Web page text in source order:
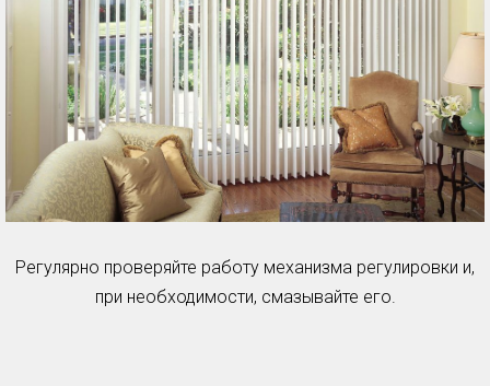
Регулярно проверяйте работу механизма регулировки и,
при необходимости, смазывайте его.